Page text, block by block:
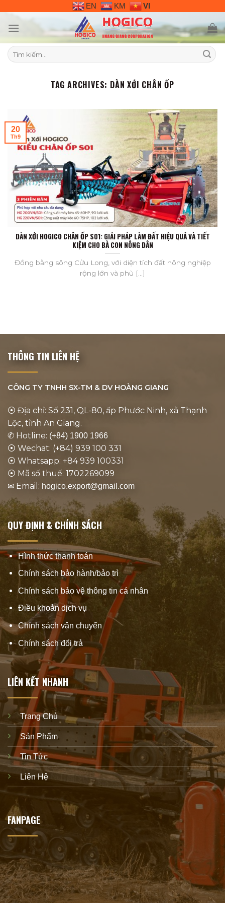
content
EN KM VI
Tìm
kiếm:
TAG ARCHIVES: DÀN XỚI CHÂN ỐP
DÀN XỚI HOGICO CHÂN ỐP S01: GIẢI PHÁP LÀM ĐẤT HIỆU QUẢ VÀ TIẾT
KIỆM CHO BÀ CON NÔNG DÂN
Đồng bằng sông Cửu Long, với diện tích đất nông nghiệp
rộng lớn và phù [...]
20
Th9
THÔNG TIN LIÊN HỆ
CÔNG TY TNHH SX-TM & DV HOÀNG GIANG
⦿ Địa chỉ: Số 231, QL-80, ấp Phước Ninh, xã Thạnh
Lộc, tỉnh An Giang.
✆ Hotline: (+84) 1900 1966
⦿ Wechat: (+84) 939 100 331
⦿ Whatsapp: +84 939 100331
⦿ Mã số thuế: 1702269099
✉ Email: hogico.export@gmail.com
QUY ĐỊNH & CHÍNH SÁCH
Hình thức thanh toán
Chính sách bảo hành/bảo trì
Chính sách bảo vệ thông tin cá nhân
Điều khoản dịch vụ
Chính sách vận chuyển
Chính sách đổi trả
LIÊN KẾT NHANH
Trang Chủ
Sản Phẩm
Tin Tức
Liên Hệ
FANPAGE